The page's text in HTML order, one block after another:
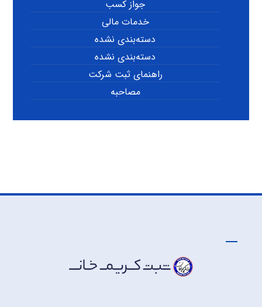
جواز کسب
خدمات مالی
دسته‌بندی نشده
دسته‌بندی نشده
راهنمای ثبت شرکت
مصاحبه